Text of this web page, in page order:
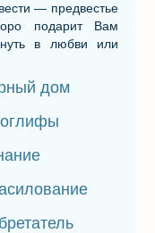
— предвестье
подарит Вам
в любви или
дом